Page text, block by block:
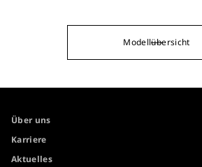
Modellübersicht
Über uns
Karriere
Aktuelles